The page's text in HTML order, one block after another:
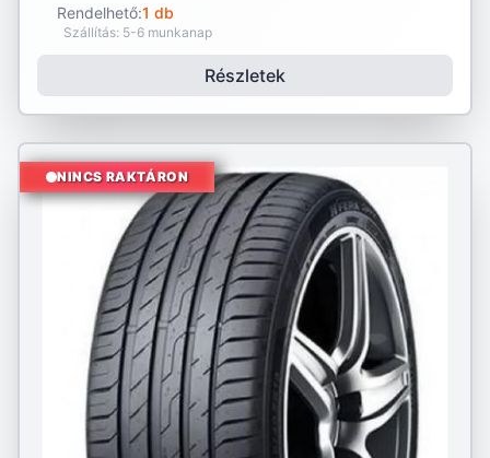
Rendelhető:1 db
Szállítás: 5-6 munkanap
Részletek
NINCS RAKTÁRON